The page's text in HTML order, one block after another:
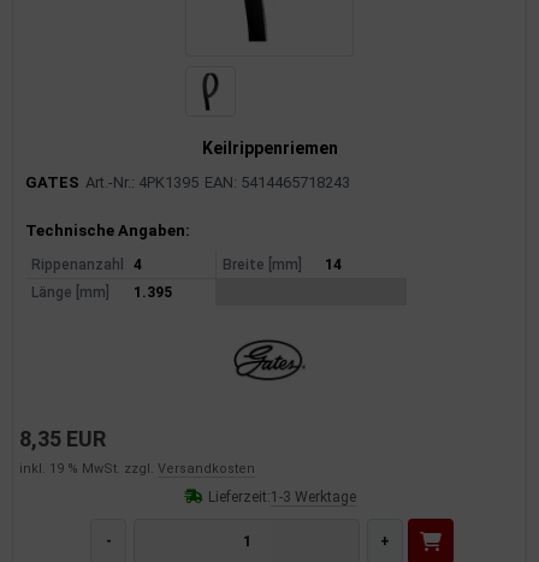
Keilrippenriemen
GATES Art.-Nr.: 4PK1395 EAN: 5414465718243
Produktinformationen
Technische Angaben:
Rippenanzahl 4 Breite [mm]
14
Länge [mm]
1.395
8,35 EUR
inkl. 19 % MwSt. zzgl. Versandkosten
Lieferzeit:1-3 Werktage
- +